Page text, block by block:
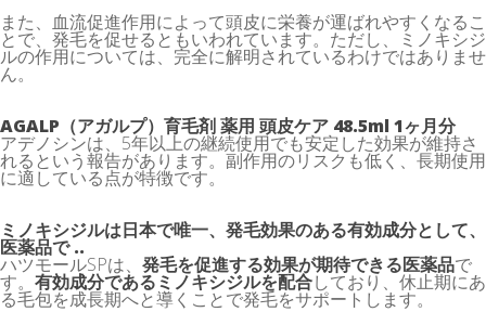
また、血流促進作用によって頭皮に栄養が運ばれやすくなるこ
とで、発毛を促せるともいわれています。ただし、ミノキシジ
ルの作用については、完全に解明されているわけではありませ
ん。
AGALP（アガルプ）育毛剤 薬用 頭皮ケア 48.5ml 1ヶ月分
アデノシンは、5年以上の継続使用でも安定した効果が維持さ
れるという報告があります。副作用のリスクも低く、長期使用
に適している点が特徴です。
ミノキシジルは日本で唯一、発毛効果のある有効成分として、
医薬品で ..
ハツモールSPは、 発毛を促進する効果が期待できる医薬品で
す。 有効成分であるミノキシジルを配合しており、休止期にあ
る毛包を成長期へと導くことで発毛をサポートします。